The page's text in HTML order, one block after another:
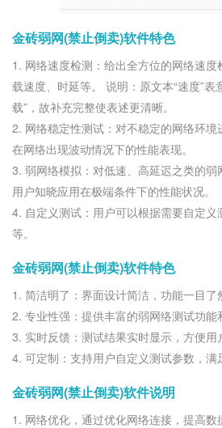
金砖弱网(禁止倒卖)软件特色
1. 网络速度检测：给出全方位的网络速
载速度、时延等。 说明：原文本“速度”表
载”，故补充完整使表述更清晰。
2. 网络稳定性测试：对不稳定的网络环
在网络出现波动情况下的性能表现。
3. 弱网络模拟：对低速、高延迟之类的弱
用户知晓应用在极端条件下的性能状况。
4. 自定义测试：用户可以根据需要自定
等。
金砖弱网(禁止倒卖)软件特色
1. 简洁明了：界面设计简洁，功能一目了
2. 专业性强：提供丰富的弱网络测试功能
3. 实时反馈：测试结果实时显示，方便用
4. 可定制：支持用户自定义测试参数，满
金砖弱网(禁止倒卖)软件说明
1. 网络优化，通过优化网络连接，提高